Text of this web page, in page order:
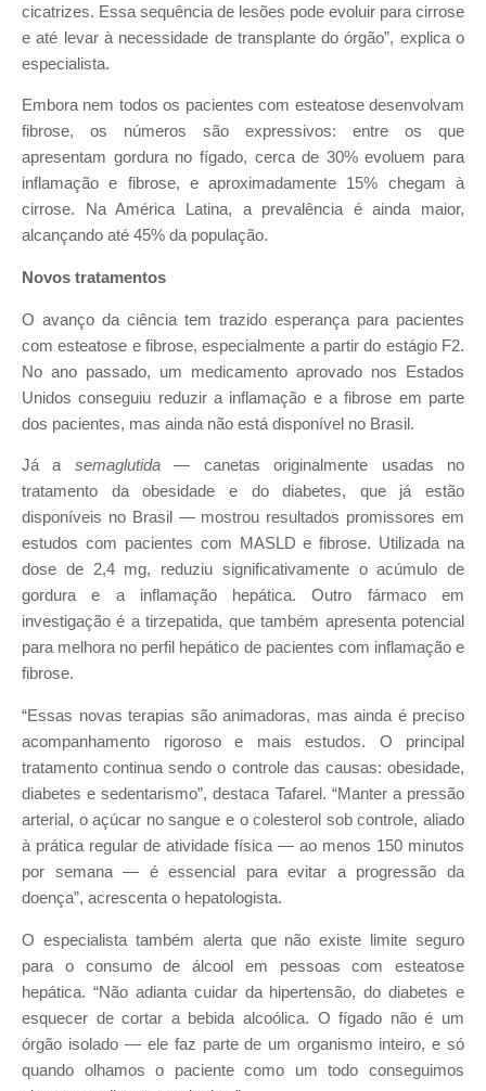
cicatrizes. Essa sequência de lesões pode evoluir para cirrose
e até levar à necessidade de transplante do órgão”, explica o
especialista.
Embora nem todos os pacientes com esteatose desenvolvam
fibrose, os números são expressivos: entre os que
apresentam gordura no fígado, cerca de 30% evoluem para
inflamação e fibrose, e aproximadamente 15% chegam à
cirrose. Na América Latina, a prevalência é ainda maior,
alcançando até 45% da população.
Novos tratamentos
O avanço da ciência tem trazido esperança para pacientes
com esteatose e fibrose, especialmente a partir do estágio F2.
No ano passado, um medicamento aprovado nos Estados
Unidos conseguiu reduzir a inflamação e a fibrose em parte
dos pacientes, mas ainda não está disponível no Brasil.
Já a semaglutida— canetas originalmente usadas no
tratamento da obesidade e do diabetes, que já estão
disponíveis no Brasil — mostrou resultados promissores em
estudos com pacientes com MASLD e fibrose. Utilizada na
dose de 2,4 mg, reduziu significativamente o acúmulo de
gordura e a inflamação hepática. Outro fármaco em
investigação é a tirzepatida, que também apresenta potencial
para melhora no perfil hepático de pacientes com inflamação e
fibrose.
“Essas novas terapias são animadoras, mas ainda é preciso
acompanhamento rigoroso e mais estudos. O principal
tratamento continua sendo o controle das causas: obesidade,
diabetes e sedentarismo”, destaca Tafarel. “Manter a pressão
arterial, o açúcar no sangue e o colesterol sob controle, aliado
à prática regular de atividade física — ao menos 150 minutos
por semana — é essencial para evitar a progressão da
doença”, acrescenta o hepatologista.
O especialista também alerta que não existe limite seguro
para o consumo de álcool em pessoas com esteatose
hepática. “Não adianta cuidar da hipertensão, do diabetes e
esquecer de cortar a bebida alcoólica. O fígado não é um
órgão isolado — ele faz parte de um organismo inteiro, e só
quando olhamos o paciente como um todo conseguimos